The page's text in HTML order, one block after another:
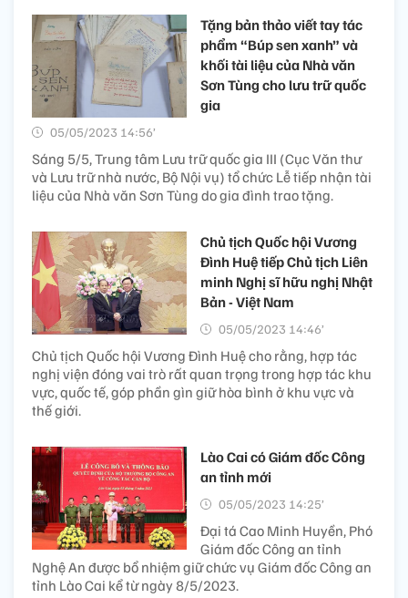
Tặng bản thảo viết tay tác
phẩm “Búp sen xanh” và
khối tài liệu của Nhà văn
Sơn Tùng cho lưu trữ quốc
gia
05/05/2023 14:56’
Sáng 5/5, Trung tâm Lưu trữ quốc gia III (Cục Văn thư
và Lưu trữ nhà nước, Bộ Nội vụ) tổ chức Lễ tiếp nhận tài
liệu của Nhà văn Sơn Tùng do gia đình trao tặng.
Chủ tịch Quốc hội Vương
Đình Huệ tiếp Chủ tịch Liên
minh Nghị sĩ hữu nghị Nhật
Bản - Việt Nam
05/05/2023 14:46’
Chủ tịch Quốc hội Vương Đình Huệ cho rằng, hợp tác
nghị viện đóng vai trò rất quan trọng trong hợp tác khu
vực, quốc tế, góp phần gìn giữ hòa bình ở khu vực và
thế giới.
Lào Cai có Giám đốc Công
an tỉnh mới
05/05/2023 14:25’
Đại tá Cao Minh Huyền, Phó
Giám đốc Công an tỉnh
Nghệ An được bổ nhiệm giữ chức vụ Giám đốc Công an
tỉnh Lào Cai kể từ ngày 8/5/2023.